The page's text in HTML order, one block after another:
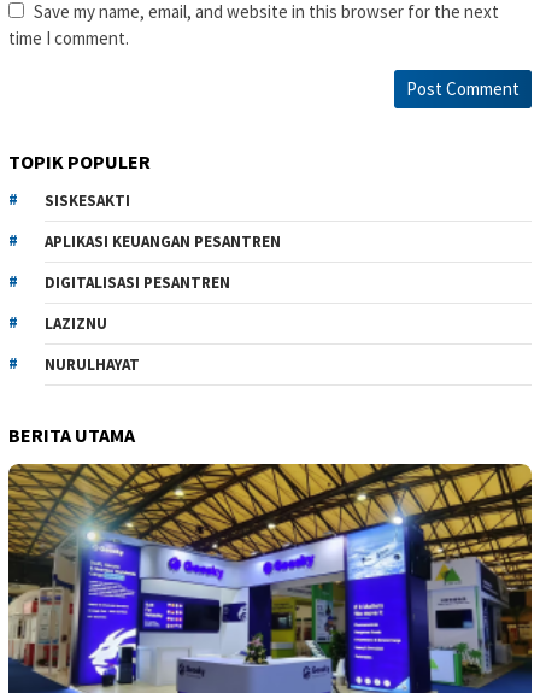
Save my name, email, and website in this browser for the next
time I comment.
TOPIK POPULER
SISKESAKTI
APLIKASI KEUANGAN PESANTREN
DIGITALISASI PESANTREN
LAZIZNU
NURULHAYAT
BERITA UTAMA